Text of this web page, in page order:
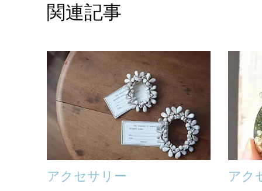
関連記事
アクセサリー アク